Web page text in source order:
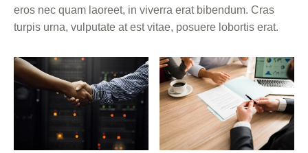
eros nec quam laoreet, in viverra erat bibendum. Cras
turpis urna, vulputate at est vitae, posuere lobortis erat.